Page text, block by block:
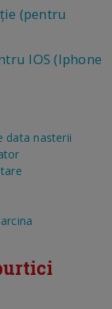
(pentru
IOS (Iphone
data nasterii